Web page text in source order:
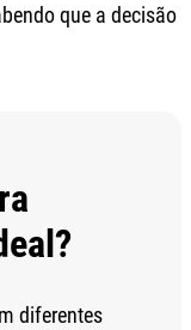
que a decisão
diferentes